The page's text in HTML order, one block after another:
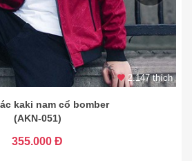
2.147 thích
kaki nam cổ bomber
(AKN-051)
355.000 Đ